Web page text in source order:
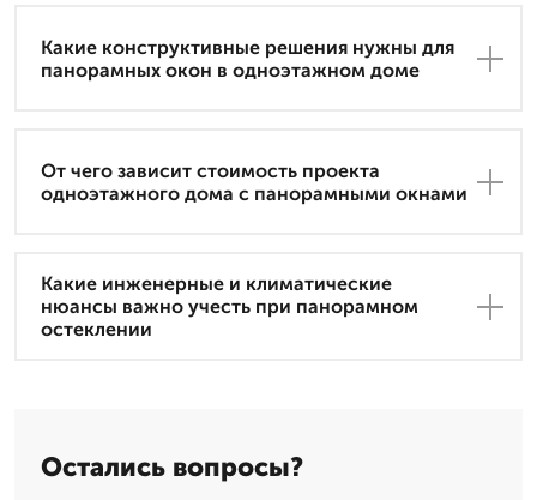
Какие конструктивные решения нужны для
панорамных окон в одноэтажном доме
От чего зависит стоимость проекта
одноэтажного дома с панорамными окнами
Какие инженерные и климатические
нюансы важно учесть при панорамном
остеклении
Остались вопросы?